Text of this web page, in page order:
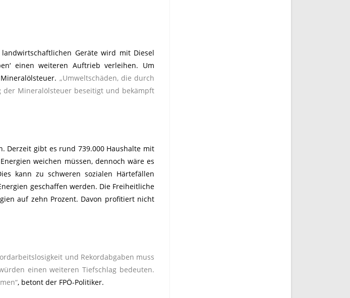
Geräte wird mit Diesel
einen weiteren Auftrieb verleihen. Um
„Umweltschäden, die durch
der Mineralölsteuer beseitigt und bekämpft
Derzeit gibt es rund 739.000 Haushalte mit
weichen müssen, dennoch wäre es
kann zu schweren sozialen Härtefällen
geschaffen werden. Die Freiheitliche
auf zehn Prozent. Davon profitiert nicht
und Rekordabgaben muss
einen weiteren Tiefschlag bedeuten.
, betont der FPÖ-Politiker.